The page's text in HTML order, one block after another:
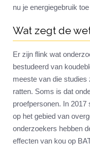
nu je energiegebruik
Wat zegt de
Er zijn flink wat
bestudeerd van
meeste van die
ratten. Soms is dat
proefpersonen. In
op het gebied van
onderzoekers hebben
effecten van kou op